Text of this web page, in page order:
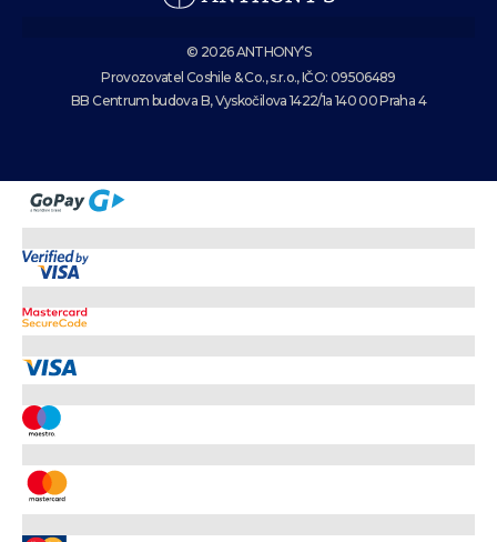
© 2026 ANTHONY’S
Provozovatel Coshile & Co., s.r.o., IČO: 09506489
BB Centrum budova B, Vyskočilova 1422/1a 140 00 Praha 4